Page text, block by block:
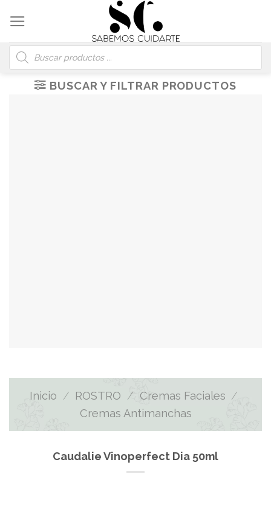
content
Búsqueda
de
productos
BUSCAR Y FILTRAR PRODUCTOS
Inicio / ROSTRO / Cremas Faciales /
Cremas Antimanchas
Caudalie Vinoperfect Dia 50ml